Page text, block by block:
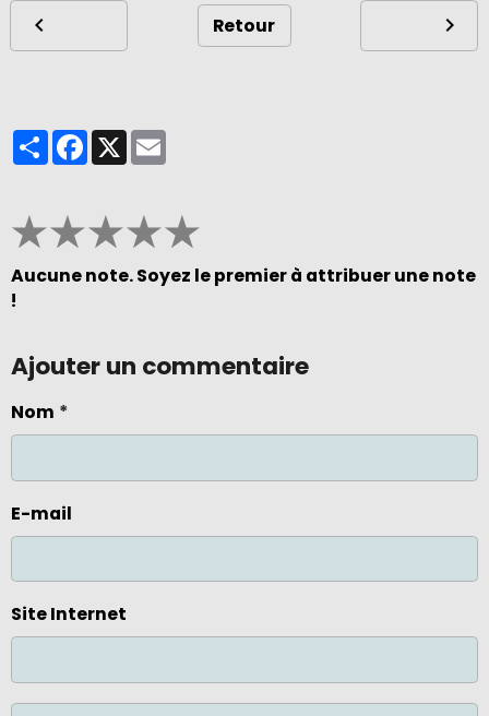
Retour
PartagerFacebook
X
★★★★★
Aucune note. Soyez le premier à attribuer une note
!
Ajouter un commentaire
Nom
E-mail
Site Internet